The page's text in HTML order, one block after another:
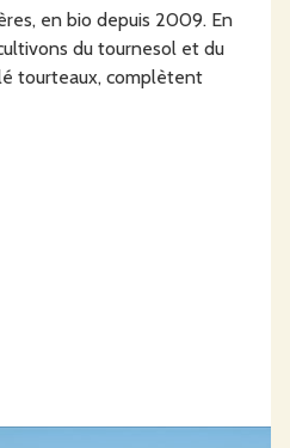
en bio depuis 2009. En
du tournesol et du
tourteaux, complètent